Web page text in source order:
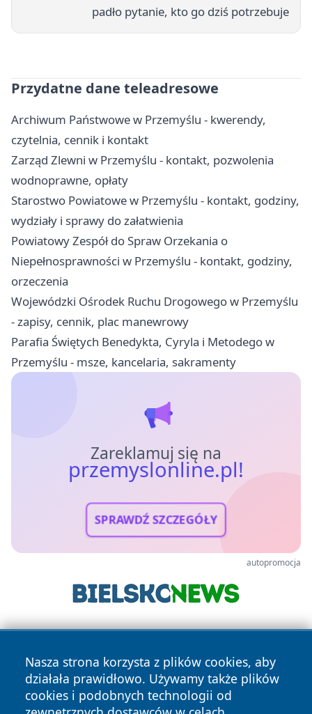
padło pytanie, kto go dziś potrzebuje
Przydatne dane teleadresowe
Archiwum Państwowe w Przemyślu - kwerendy,
czytelnia, cennik i kontakt
Zarząd Zlewni w Przemyślu - kontakt, pozwolenia
wodnoprawne, opłaty
Starostwo Powiatowe w Przemyślu - kontakt, godziny,
wydziały i sprawy do załatwienia
Powiatowy Zespół do Spraw Orzekania o
Niepełnosprawności w Przemyślu - kontakt, godziny,
orzeczenia
Wojewódzki Ośrodek Ruchu Drogowego w Przemyślu
- zapisy, cennik, plac manewrowy
Parafia Świętych Benedykta, Cyryla i Metodego w
Przemyślu - msze, kancelaria, sakramenty
Zareklamuj się na
przemyslonline.pl!
SPRAWDŹ SZCZEGÓŁY
autopromocja
Nasza strona korzysta z plików cookies, aby
działała prawidłowo. Używamy także plików
cookies i podobnych technologii od